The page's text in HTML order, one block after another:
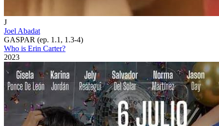
J
Joel Abadat
GASPAR (ep. 1.1, 1.3-4)
Who is Erin Carter?
2023